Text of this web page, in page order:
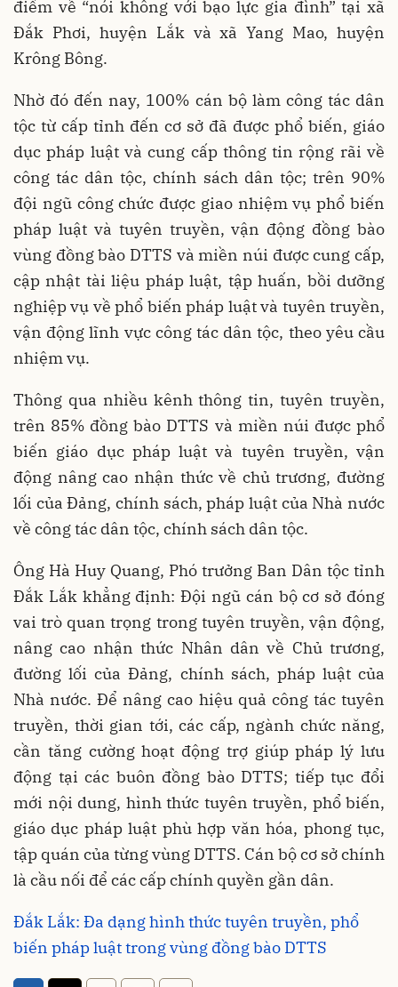
điểm về “nói không với bạo lực gia đình” tại xã
Đắk Phơi, huyện Lắk và xã Yang Mao, huyện
Krông Bông.
Nhờ đó đến nay, 100% cán bộ làm công tác dân
tộc từ cấp tỉnh đến cơ sở đã được phổ biến, giáo
dục pháp luật và cung cấp thông tin rộng rãi về
công tác dân tộc, chính sách dân tộc; trên 90%
đội ngũ công chức được giao nhiệm vụ phổ biến
pháp luật và tuyên truyền, vận động đồng bào
vùng đồng bào DTTS và miền núi được cung cấp,
cập nhật tài liệu pháp luật, tập huấn, bồi dưỡng
nghiệp vụ về phổ biến pháp luật và tuyên truyền,
vận động lĩnh vực công tác dân tộc, theo yêu cầu
nhiệm vụ.
Thông qua nhiều kênh thông tin, tuyên truyền,
trên 85% đồng bào DTTS và miền núi được phổ
biến giáo dục pháp luật và tuyên truyền, vận
động nâng cao nhận thức về chủ trương, đường
lối của Đảng, chính sách, pháp luật của Nhà nước
về công tác dân tộc, chính sách dân tộc.
Ông Hà Huy Quang, Phó trưởng Ban Dân tộc tỉnh
Đắk Lắk khẳng định: Đội ngũ cán bộ cơ sở đóng
vai trò quan trọng trong tuyên truyền, vận động,
nâng cao nhận thức Nhân dân về Chủ trương,
đường lối của Đảng, chính sách, pháp luật của
Nhà nước. Để nâng cao hiệu quả công tác tuyên
truyền, thời gian tới, các cấp, ngành chức năng,
cần tăng cường hoạt động trợ giúp pháp lý lưu
động tại các buôn đồng bào DTTS; tiếp tục đổi
mới nội dung, hình thức tuyên truyền, phổ biến,
giáo dục pháp luật phù hợp văn hóa, phong tục,
tập quán của từng vùng DTTS. Cán bộ cơ sở chính
là cầu nối để các cấp chính quyền gần dân.
Đắk Lắk: Đa dạng hình thức tuyên truyền, phổ
biến pháp luật trong vùng đồng bào DTTS